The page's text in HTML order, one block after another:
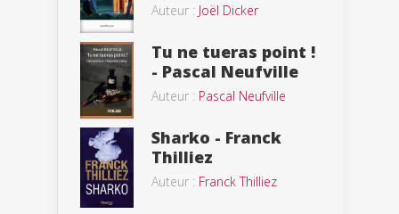
Auteur : Joël Dicker
Tu ne tueras point !
- Pascal Neufville
Auteur : Pascal Neufville
Sharko - Franck
Thilliez
Auteur : Franck Thilliez